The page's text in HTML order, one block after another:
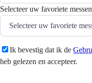
Selecteer uw favoriete
Ik bevestig dat ik de
heb gelezen en accepteer.